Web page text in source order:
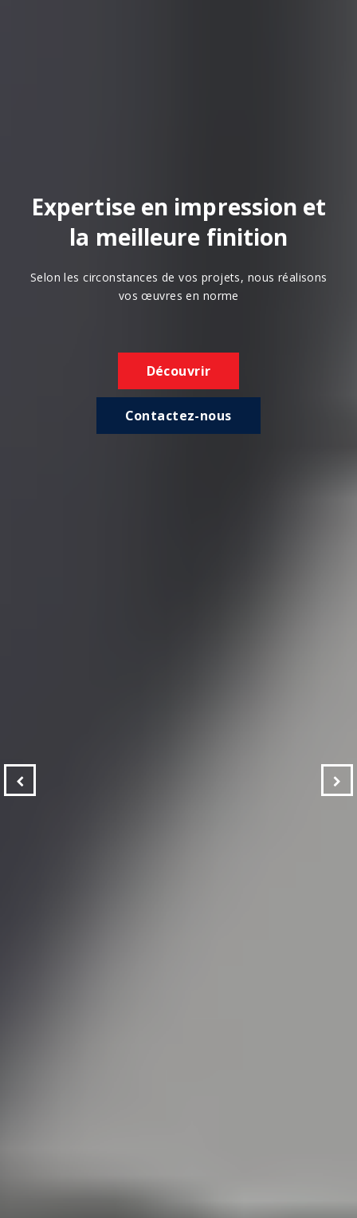
en impression et
la meilleure finition
les circonstances de vos projets, nous réalisons
vos œuvres en norme
Découvrir
Contactez-nous